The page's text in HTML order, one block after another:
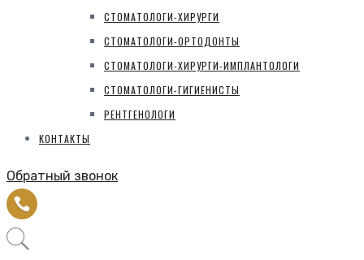
СТОМАТОЛОГИ-ХИРУРГИ
СТОМАТОЛОГИ-ОРТОДОНТЫ
СТОМАТОЛОГИ-ХИРУРГИ-ИМПЛАНТОЛОГИ
СТОМАТОЛОГИ-ГИГИЕНИСТЫ
РЕНТГЕНОЛОГИ
КОНТАКТЫ
Обратный звонок